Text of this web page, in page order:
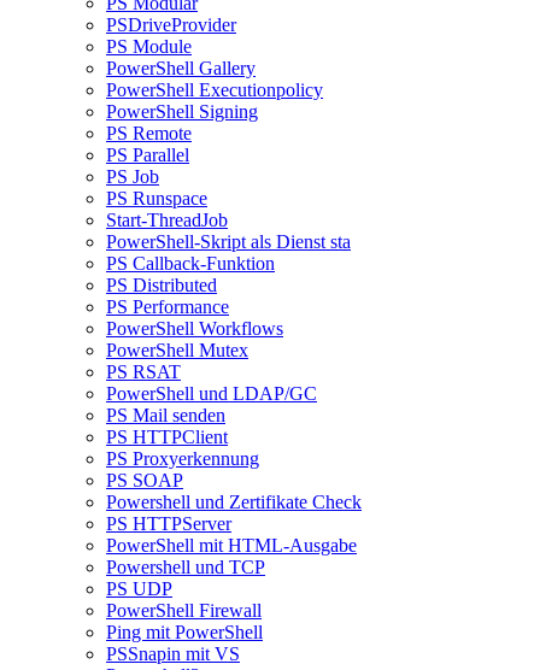
PSDriveProvider
PS Module
PowerShell Gallery
PowerShell Executionpolicy
PowerShell Signing
PS Remote
PS Parallel
PS Job
PS Runspace
Start-ThreadJob
PowerShell-Skript als Dienst sta
PS Callback-Funktion
PS Distributed
PS Performance
PowerShell Workflows
PowerShell Mutex
PS RSAT
PowerShell und LDAP/GC
PS Mail senden
PS HTTPClient
PS Proxyerkennung
PS SOAP
Powershell und Zertifikate Check
PS HTTPServer
PowerShell mit HTML-Ausgabe
Powershell und TCP
PS UDP
PowerShell Firewall
Ping mit PowerShell
PSSnapin mit VS